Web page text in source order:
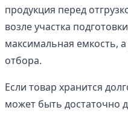
продукция перед
возле участка
максимальная емкость,
отбора.
Если товар хранится
может быть достаточно